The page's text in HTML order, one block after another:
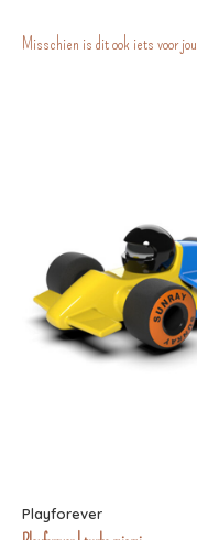
Misschien is dit ook iets voor jou
Playforever